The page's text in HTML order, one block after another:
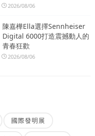
2026/08/06
陳嘉樺Ella選擇Sennheiser
Digital 6000打造震撼動人的
青春狂歡
2026/08/06
國際發明展